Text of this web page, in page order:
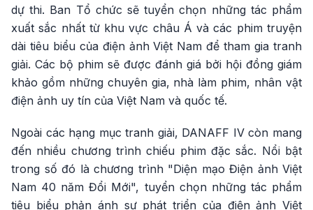
dự thi. Ban Tổ chức sẽ tuyển chọn những tác phẩm
xuất sắc nhất từ khu vực châu Á và các phim truyện
dài tiêu biểu của điện ảnh Việt Nam để tham gia tranh
giải. Các bộ phim sẽ được đánh giá bởi hội đồng giám
khảo gồm những chuyên gia, nhà làm phim, nhân vật
điện ảnh uy tín của Việt Nam và quốc tế.
Ngoài các hạng mục tranh giải, DANAFF IV còn mang
đến nhiều chương trình chiếu phim đặc sắc. Nổi bật
trong số đó là chương trình "Diện mạo Điện ảnh Việt
Nam 40 năm Đổi Mới", tuyển chọn những tác phẩm
tiêu biểu phản ánh sự phát triển của điện ảnh Việt